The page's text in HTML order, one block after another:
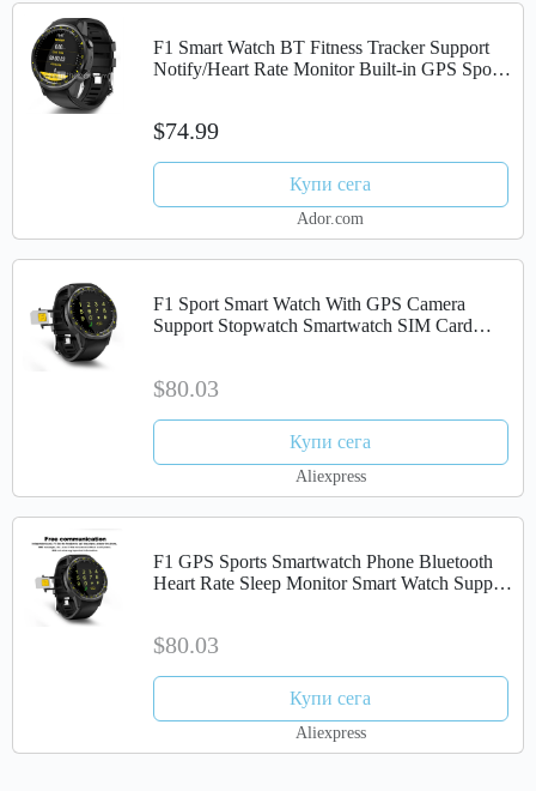
F1 Smart Watch BT Fitness Tracker Support
Notify/Heart Rate Monitor Built-in GPS Sports
$74.99
Купи сега
Ador.com
F1 Sport Smart Watch With GPS Camera
Support Stopwatch Smartwatch SIM Card
$80.03
Купи сега
Aliexpress
F1 GPS Sports Smartwatch Phone Bluetooth
Heart Rate Sleep Monitor Smart Watch Support
$80.03
Купи сега
Aliexpress